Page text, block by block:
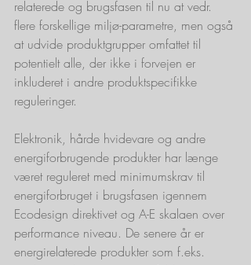
relaterede og brugsfasen til nu at vedr.
flere forskellige miljø-parametre, men også
at udvide produktgrupper omfattet til
potentielt alle, der ikke i forvejen er
inkluderet i andre produktspecifikke
reguleringer.
Elektronik, hårde hvidevare og andre
energiforbrugende produkter har længe
været reguleret med minimumskrav til
energiforbruget i brugsfasen igennem
Ecodesign direktivet og A-E skalaen over
performance niveau. De senere år er
energirelaterede produkter som f.eks.